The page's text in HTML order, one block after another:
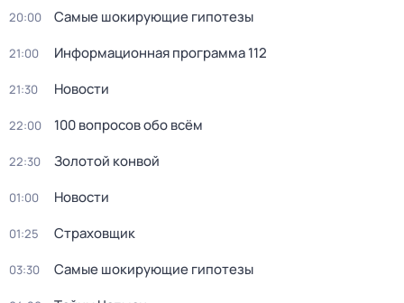
20:00 Самые шoкиpующие гипотезы
21:00 Информационная программа 112
21:30 Новости
22:00 100 вопросов обо всём
22:30 Золотой конвой
01:00 Новости
01:25 Страховщик
03:30 Самые шoкиpующие гипотезы